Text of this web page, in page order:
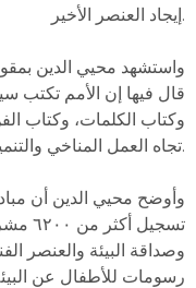
إيجاد العنصر الأخير.
واستشهد محيي الدين
وكتاب الكلمات، وكتاب
تجاه العمل المناخي والتنمية هو أمر مهم.
وأوضح محيي الدين أن
وصداقة البيئة والعنصر
رسومات للأطفال عن